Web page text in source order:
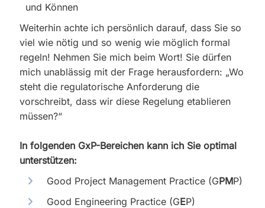
und Können
Weiterhin achte ich persönlich darauf, dass Sie so
viel wie nötig und so wenig wie möglich formal
regeln! Nehmen Sie mich beim Wort! Sie dürfen
mich unablässig mit der Frage herausfordern: „Wo
steht die regulatorische Anforderung die
vorschreibt, dass wir diese Regelung etablieren
müssen?“
In folgenden GxP-Bereichen kann ich Sie optimal
unterstützen:
Good Project Management Practice (GPMP)
Good Engineering Practice (GEP)